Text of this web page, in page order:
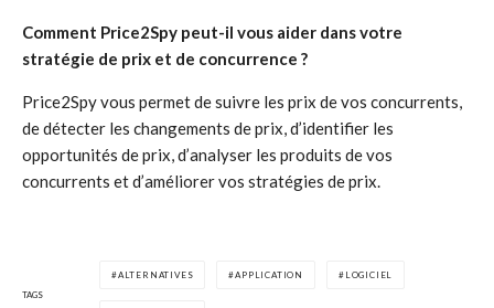
Comment Price2Spy peut-il vous aider dans votre
stratégie de prix et de concurrence ?
Price2Spy vous permet de suivre les prix de vos concurrents,
de détecter les changements de prix, d’identifier les
opportunités de prix, d’analyser les produits de vos
concurrents et d’améliorer vos stratégies de prix.
TAGS
ALTERNATIVES APPLICATION LOGICIEL